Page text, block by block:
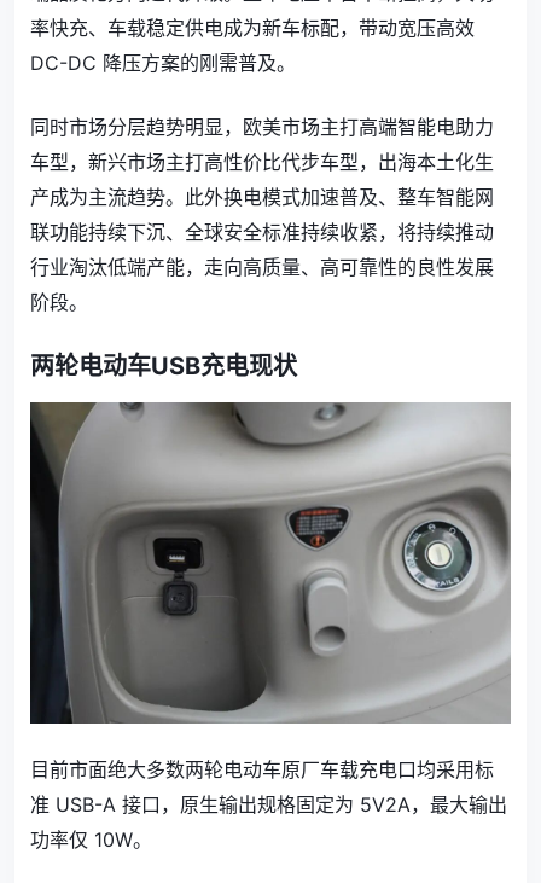
率快充、车载稳定供电成为新车标配，带动宽压高效
DC-DC 降压方案的刚需普及。
同时市场分层趋势明显，欧美市场主打高端智能电助力
车型，新兴市场主打高性价比代步车型，出海本土化生
产成为主流趋势。此外换电模式加速普及、整车智能网
联功能持续下沉、全球安全标准持续收紧，将持续推动
行业淘汰低端产能，走向高质量、高可靠性的良性发展
阶段。
两轮电动车USB充电现状
目前市面绝大多数两轮电动车原厂车载充电口均采用标
准 USB-A 接口，原生输出规格固定为 5V2A，最大输出
功率仅 10W。